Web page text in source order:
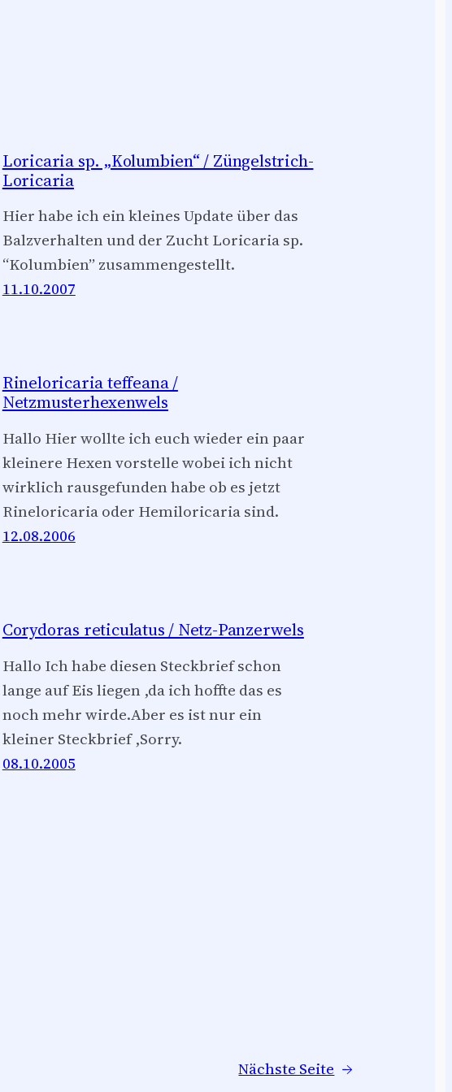
Loricaria sp. „Kolumbien“ / Züngelstrich-
Loricaria
Hier habe ich ein kleines Update über das
Balzverhalten und der Zucht Loricaria sp.
“Kolumbien” zusammengestellt.
11.10.2007
Rineloricaria teffeana /
Netzmusterhexenwels
Hallo Hier wollte ich euch wieder ein paar
kleinere Hexen vorstelle wobei ich nicht
wirklich rausgefunden habe ob es jetzt
Rineloricaria oder Hemiloricaria sind.
12.08.2006
Corydoras reticulatus / Netz-Panzerwels
Hallo Ich habe diesen Steckbrief schon
lange auf Eis liegen ,da ich hoffte das es
noch mehr wirde.Aber es ist nur ein
kleiner Steckbrief ,Sorry.
08.10.2005
Nächste Seite →